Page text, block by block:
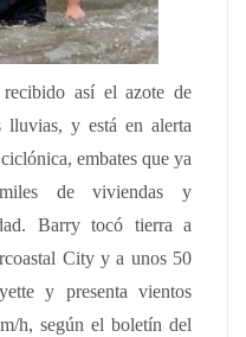
así el azote de
lluvias, y está en alerta
embates que ya
de viviendas y
Barry tocó tierra a
City y a unos 50
y presenta vientos
h, según el boletín del